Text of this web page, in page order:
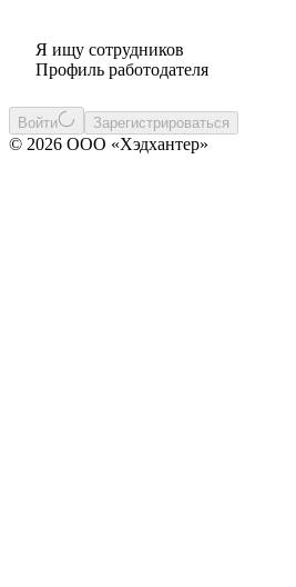
Я ищу сотрудников
Профиль работодателя
Войти Зарегистрироваться
© 2026 ООО «Хэдхантер»